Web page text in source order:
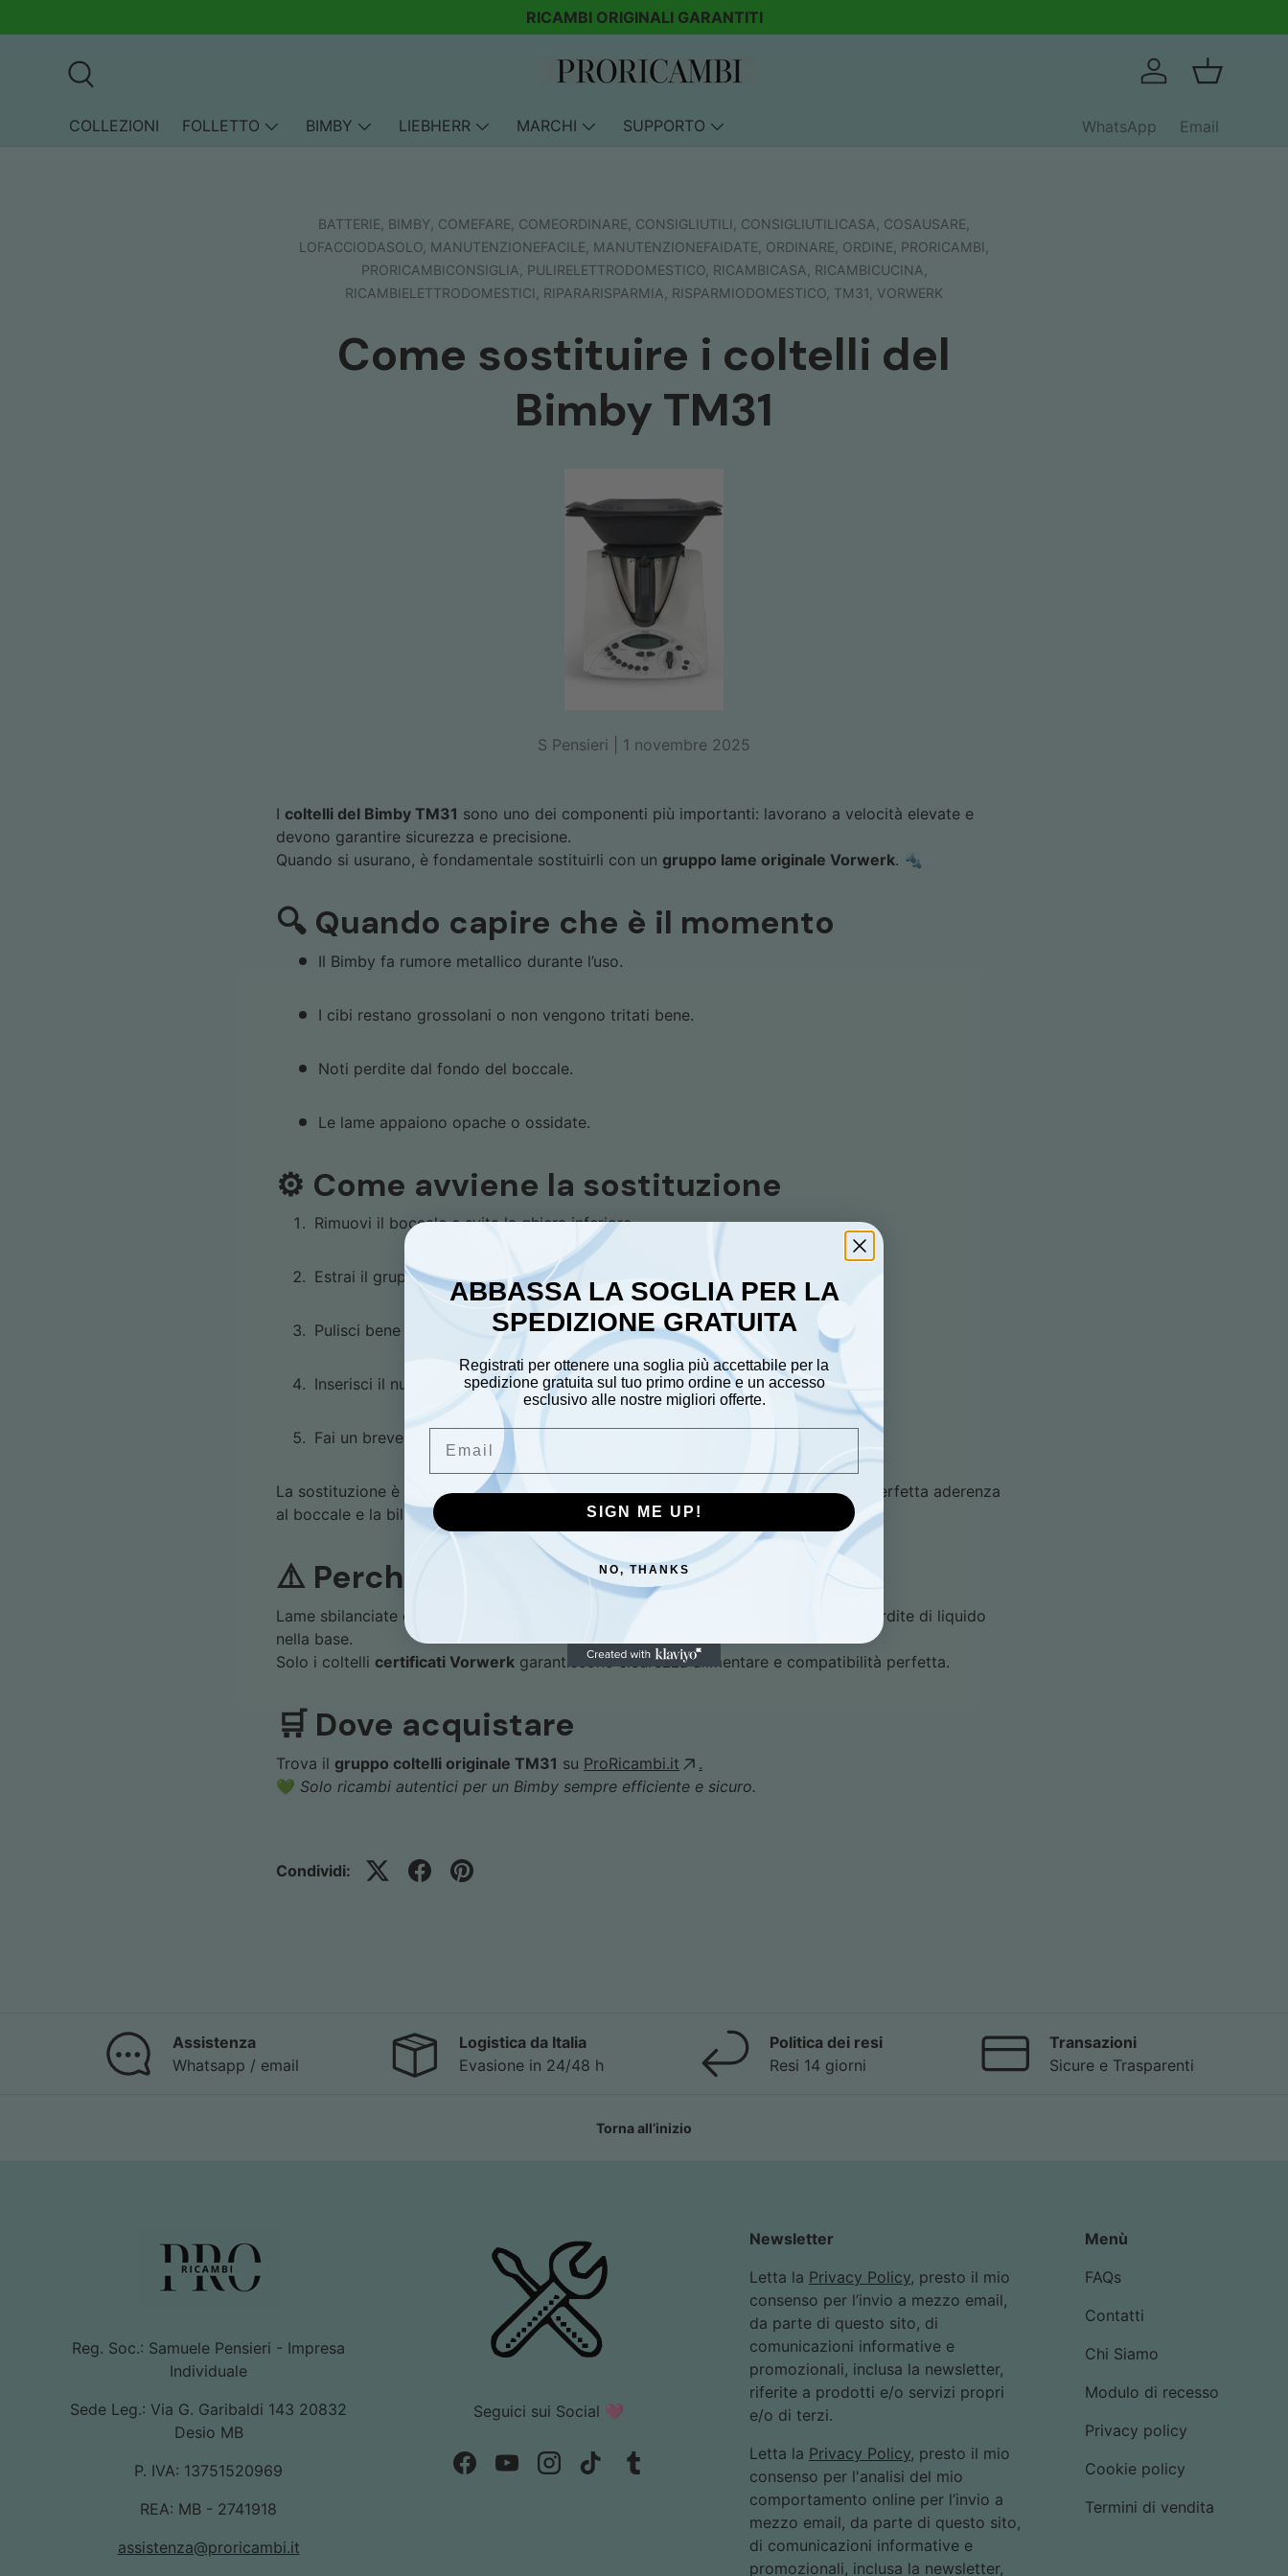
Passa ai contenuti
RICAMBI ORIGINALI GARANTITI
Accedi Cestino
COLLEZIONI FOLLETTO BIMBY LIEBHERR MARCHI SUPPORTO WhatsApp Email
BATTERIE, BIMBY, COMEFARE, COMEORDINARE, CONSIGLIUTILI, CONSIGLIUTILICASA, COSAUSARE,
LOFACCIODASOLO, MANUTENZIONEFACILE, MANUTENZIONEFAIDATE, ORDINARE, ORDINE, PRORICAMBI,
PRORICAMBICONSIGLIA, PULIRELETTRODOMESTICO, RICAMBICASA, RICAMBICUCINA,
RICAMBIELETTRODOMESTICI, RIPARARISPARMIA, RISPARMIODOMESTICO, TM31, VORWERK
Come sostituire i coltelli del
Bimby TM31
S Pensieri | 1 novembre 2025
I coltelli del Bimby TM31 sono uno dei componenti più importanti: lavorano a velocità elevate e
devono garantire sicurezza e precisione.
Quando si usurano, è fondamentale sostituirli con un gruppo lame originale Vorwerk. 🔩
🔍 Quando capire che è il momento
Il Bimby fa rumore metallico durante l’uso.
I cibi restano grossolani o non vengono tritati bene.
Noti perdite dal fondo del boccale.
Le lame appaiono opache o ossidate.
⚙️ Come avviene la sostituzione
Rimuovi il boccale e svita la ghiera inferiore.
Estrai il gruppo coltelli usurato.
Pulisci bene la sede.
Inserisci il nuovo gruppo originale con guarnizione già montata.
Fai un breve test con acqua per verificare la tenuta.
La sostituzione è semplice ma richiede precisione: i coltelli originali assicurano la perfetta aderenza
al boccale e la bilanciatura del motore.
⚠️ Perché evitare ricambi non originali
Lame sbilanciate o di materiali diversi possono danneggiare il motore o causare perdite di liquido
nella base.
Solo i coltelli certificati Vorwerk garantiscono sicurezza alimentare e compatibilità perfetta.
🛒 Dove acquistare
Trova il gruppo coltelli originale TM31 su ProRicambi.it
.
💚 Solo ricambi autentici per un Bimby sempre efficiente e sicuro.
Condividi:
Assistenza
Whatsapp / email
Logistica da Italia
Evasione in 24/48 h
Politica dei resi
Resi 14 giorni
Transazioni
Sicure e Trasparenti
Torna all’inizio
Reg. Soc.: Samuele Pensieri - Impresa
Individuale
Sede Leg.: Via G. Garibaldi 143 20832
Desio MB
P. IVA: 13751520969
REA: MB - 2741918
assistenza@proricambi.it
Seguici sui Social 🩷
FacebookYouTubeInstagramTikTokTumblr
Newsletter
Letta la Privacy Policy, presto il mio
consenso per l’invio a mezzo email,
da parte di questo sito, di
comunicazioni informative e
promozionali, inclusa la newsletter,
riferite a prodotti e/o servizi propri
e/o di terzi.
Letta la Privacy Policy, presto il mio
consenso per l'analisi del mio
comportamento online per l’invio a
mezzo email, da parte di questo sito,
di comunicazioni informative e
promozionali, inclusa la newsletter,
Menù
FAQs
Contatti
Chi Siamo
Modulo di recesso
Privacy policy
Cookie policy
Termini di vendita
ABBASSA LA SOGLIA PER LA
SPEDIZIONE GRATUITA
Registrati per ottenere una soglia più accettabile per la
spedizione gratuita sul tuo primo ordine e un accesso
esclusivo alle nostre migliori offerte.
SIGN ME UP!
NO, THANKS